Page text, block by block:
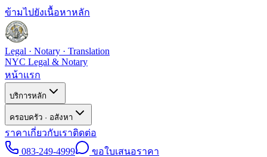
ข้ามไปยังเนื้อหาหลัก
Legal · Notary · Translation
NYC Legal & Notary
หน้าแรก
บริการหลัก
ครอบครัว · อสังหา
ราคาเกี่ยวกับเราติดต่อ
083-249-4999
ขอใบเสนอราคา